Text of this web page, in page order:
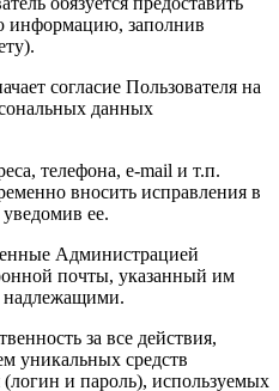
информацию, заполнив
согласие Пользователя на
данных
телефона, e-mail и т.п.
вносить исправления в
ее.
Администрацией
почты, указанный им
надлежащими.
за все действия,
уникальных средств
и пароль), используемых